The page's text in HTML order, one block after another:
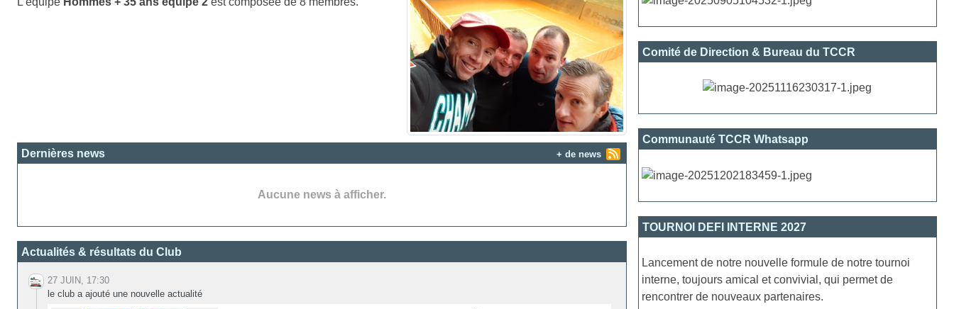
Dernières news
Aucune news à afficher.
+ de news
Actualités & résultats du Club
27 JUIN, 17:30
le club a ajouté une nouvelle actualité
Comité de Direction & Bureau du TCCR
Communauté TCCR Whatsapp
TOURNOI DEFI INTERNE 2027
Lancement de notre nouvelle formule de notre tournoi
interne, toujours amical et convivial, qui permet de
rencontrer de nouveaux partenaires.